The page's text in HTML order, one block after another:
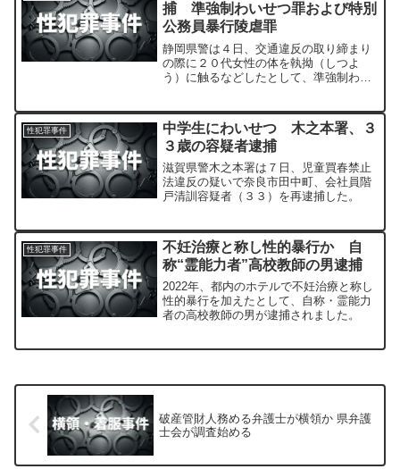
捕 準強制わいせつ罪および特別
公務員暴行陵虐罪
静岡県警は４日、交通違反の取り締まり
の際に２０代女性の体を執拗（しつよ
う）に触るなどしたとして、準強制わい
逮捕した。
性犯罪事件
中学生にわいせつ 木之本署、３
３歳の容疑者逮捕
滋賀県警木之本署は７日、児童買春禁止
法違反の疑いで奈良市田中町、会社員階
戸清訓容疑者（３３）を再逮捕した。
性犯罪事件
不妊治療と称し性的暴行か 自
称“霊能力者”高校教師の男逮捕
2022年、都内のホテルで不妊治療と称し
性的暴行を加えたとして、自称・霊能力
者の高校教師の男が逮捕されました。
破産管財人務める弁護士が横領か 県弁護
士会が調査始める